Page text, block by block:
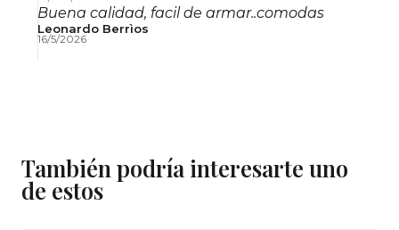
húmedo. Evitar productos abrasivos y la
exposición prolongada a la humedad para
Incluye guía de armado, pernos y herramientas.
Buena calidad, facil de armar..comodas
Leonardo Berrìos
16/5/2026
También podría interesarte uno
de estos